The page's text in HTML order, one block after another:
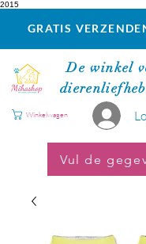
2015
GRATIS
De winkel
Winkelwagen
Vul de